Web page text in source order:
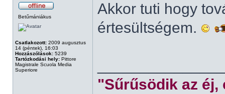
Betűmániákus
Csatlakozott: 2009 augusztus
14 (péntek), 16:03
Hozzászólások: 5239
Tartózkodási hely: Pittore
Magistrale Scuola Media
Superiore
Akkor tuti hogy
értesültségem.
"Sűrűsödik az éj,